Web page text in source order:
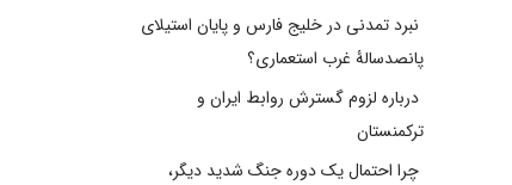
نبرد تمدنی در خلیج فارس و پایان استیلای
پانصدسالۀ غرب استعماری؟
درباره لزوم گسترش روابط ایران و
ترکمنستان
چرا احتمال یک دوره جنگ شدید دیگر،